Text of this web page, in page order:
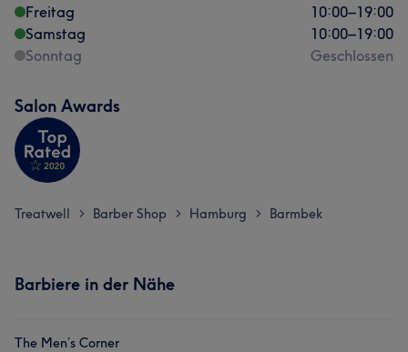
Freitag
10:00–19:00
Samstag
10:00–19:00
Sonntag
Geschlossen
Salon Awards
Treatwell > Barber Shop > Hamburg > Barmbek
Barbiere in der Nähe
The Men’s Corner